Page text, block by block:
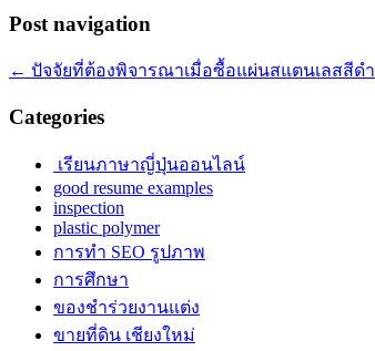
Post navigation
← ปัจจัยที่ต้องพิจารณาเมื่อซื้อแผ่นสแตนเลสสีดำ
Categories
เรียนภาษาญี่ปุ่นออนไลน์
good resume examples
inspection
plastic polymer
การทำ SEO รูปภาพ
การศึกษา
ของชำร่วยงานแต่ง
ขายที่ดิน เชียงใหม่